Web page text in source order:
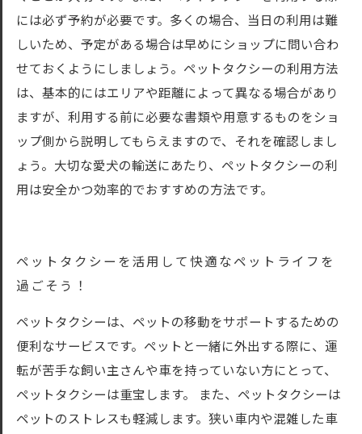
には必ず予約が必要です。多くの場合、当日の利用は難
しいため、予定がある場合は早めにショップに問い合わ
せておくようにしましょう。ペットタクシーの利用方法
は、基本的にはエリアや距離によって異なる場合があり
ますが、利用する前に必要な書類や用意するものをショ
ップ側から説明してもらえますので、それを確認しまし
ょう。大切な愛犬の輸送にあたり、ペットタクシーの利
用は安全かつ効率的でおすすめの方法です。
ペットタクシーを活用して快適なペットライフを
過ごそう！
ペットタクシーは、ペットの移動をサポートするための
便利なサービスです。ペットと一緒に外出する際に、運
転が苦手な飼い主さんや車を持っていない方にとって、
ペットタクシーは重宝します。 また、ペットタクシーは
ペットのストレスも軽減します。狭い車内や混雑した車